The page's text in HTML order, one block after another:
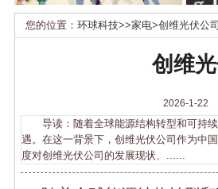
您的位置： 环球科技>>家电>创维光伏公
创维
2026-1-22
导读：随着全球能源结构转型和可持续
遇。在这一背景下，创维光伏公司作为中
度对创维光伏公司的发展现状、......